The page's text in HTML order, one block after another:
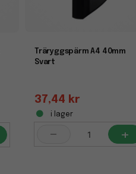
Träryggspärm A4 40mm
Svart
37,44 kr
i lager
- +